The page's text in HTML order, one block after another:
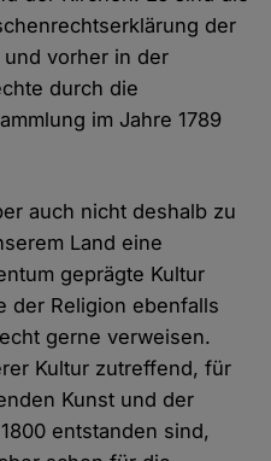
der
und vorher in der
durch die
im Jahre 1789
auch nicht deshalb zu
Land eine
geprägte Kultur
der Religion ebenfalls
gerne verweisen.
Kultur zutreffend, für
Kunst und der
entstanden sind,